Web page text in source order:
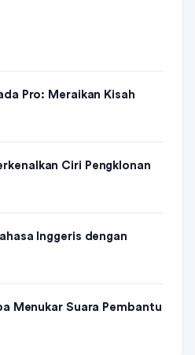
Pro: Meraikan Kisah
Ciri Pengklonan
Inggeris dengan
Menukar Suara Pembantu